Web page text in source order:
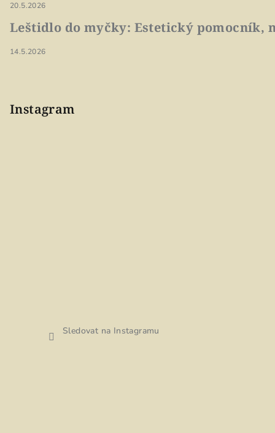
20.5.2026
Leštidlo do myčky: Estetický pomocník,
14.5.2026
Instagram
Sledovat na Instagramu